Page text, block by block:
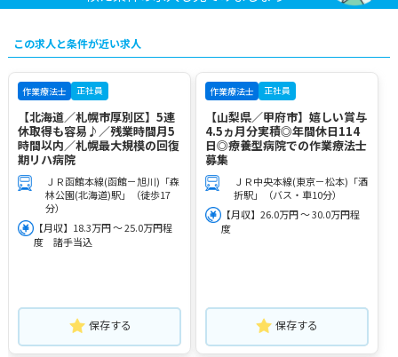
この求人と条件が近い求人
作業療法士 正社員
【北海道／札幌市厚別区】5連
休取得も容易♪／残業時間月5
時間以内／札幌最大規模の回復
期リハ病院
ＪＲ函館本線(函館－旭川)「森
林公園(北海道)駅」（徒歩17
分）
【月収】18.3万円 ～ 25.0万円程
度 諸手当込
保存する
作業療法士 正社員
【山梨県／甲府市】嬉しい賞与
4.5ヵ月分実積◎年間休日114
日◎療養型病院での作業療法士
募集
ＪＲ中央本線(東京－松本)「酒
折駅」（バス・車10分）
【月収】26.0万円 ～ 30.0万円程
度
保存する